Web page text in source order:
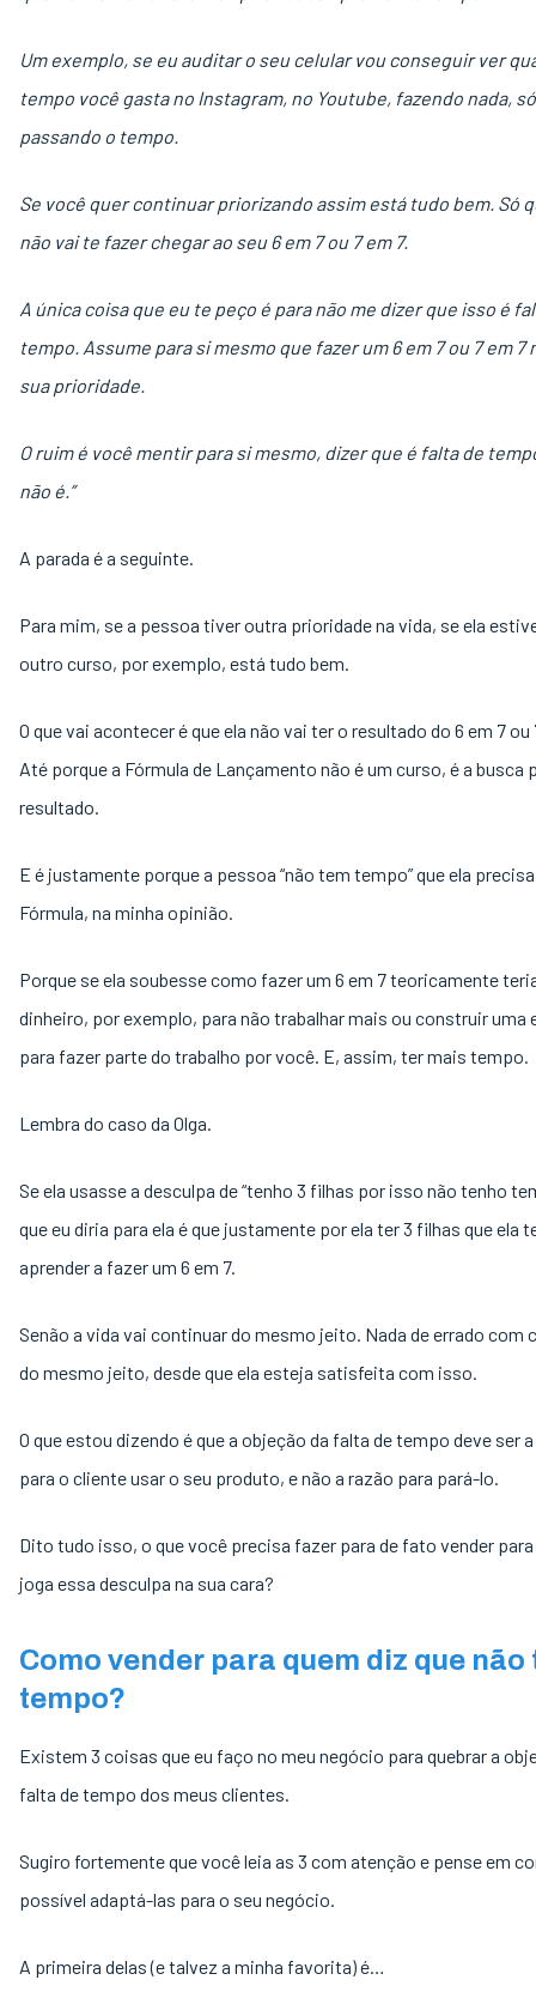
Um exemplo, se eu auditar o seu celular vou conseguir ver
tempo você gasta no Instagram, no Youtube, fazendo nada, só
passando o tempo.
Se você quer continuar priorizando assim está tudo bem. Só
não vai te fazer chegar ao seu 6 em 7 ou 7 em 7.
A única coisa que eu te peço é para não me dizer que isso é
tempo. Assume para si mesmo que fazer um 6 em 7 ou 7 em 7
sua prioridade.
O ruim é você mentir para si mesmo, dizer que é falta de
não é.”
A parada é a seguinte.
Para mim, se a pessoa tiver outra prioridade na vida, se ela
outro curso, por exemplo, está tudo bem.
O que vai acontecer é que ela não vai ter o resultado do 6 em 7 ou
Até porque a Fórmula de Lançamento não é um curso, é a busca
resultado.
E é justamente porque a pessoa “não tem tempo” que ela
Fórmula, na minha opinião.
Porque se ela soubesse como fazer um 6 em 7 teoricamente
dinheiro, por exemplo, para não trabalhar mais ou construir uma
para fazer parte do trabalho por você. E, assim, ter mais tempo.
Lembra do caso da Olga.
Se ela usasse a desculpa de “tenho 3 filhas por isso não tenho
que eu diria para ela é que justamente por ela ter 3 filhas que ela
aprender a fazer um 6 em 7.
Senão a vida vai continuar do mesmo jeito. Nada de errado com
do mesmo jeito, desde que ela esteja satisfeita com isso.
O que estou dizendo é que a objeção da falta de tempo deve ser
para o cliente usar o seu produto, e não a razão para pará-lo.
Dito tudo isso, o que você precisa fazer para de fato vender
joga essa desculpa na sua cara?
Como vender para quem diz que não
tempo?
Existem 3 coisas que eu faço no meu negócio para quebrar a
falta de tempo dos meus clientes.
Sugiro fortemente que você leia as 3 com atenção e pense em
possível adaptá-las para o seu negócio.
A primeira delas (e talvez a minha favorita) é…